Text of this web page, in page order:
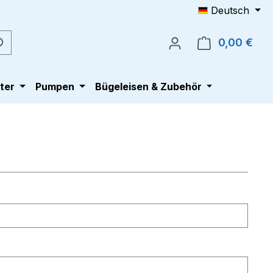
Deutsch
0,00 €
Pumpen Bügeleisen & Zubehör